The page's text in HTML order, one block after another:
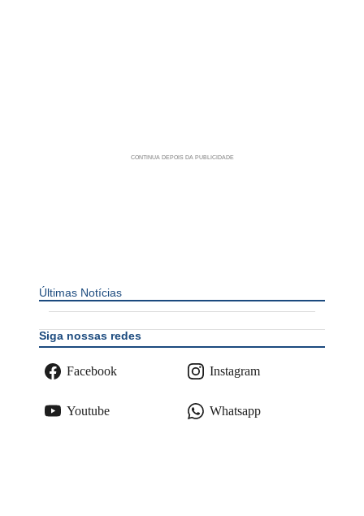
Últimas Notícias
Siga nossas redes
Facebook Instagram
Youtube Whatsapp